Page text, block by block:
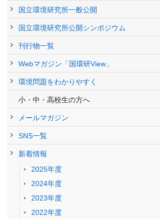
国立環境研究所一般公開
国立環境研究所公開シンポジウム
刊行物一覧
Webマガジン「国環研View」
環境問題をわかりやすく
小・中・高校生の方へ
メールマガジン
SNS一覧
新着情報
2025年度
2024年度
2023年度
2022年度